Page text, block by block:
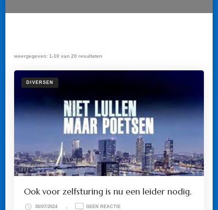
weergegeven: 1-10 van 20 resultaten
DIVERSEN
Ook voor zelfsturing is nu een leider nodig.
30/07/2024 GEEN REACTIEOP